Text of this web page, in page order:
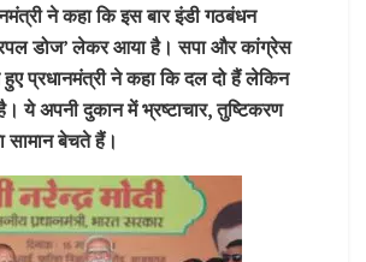
ने कहा कि इस बार इंडी गठबंधन
डोज’ लेकर आया है। सपा और कांग्रेस
प्रधानमंत्री ने कहा कि दल दो हैं लेकिन
ये अपनी दुकान में भ्रष्टाचार, तुष्टिकरण
सामान बेचते हैं।